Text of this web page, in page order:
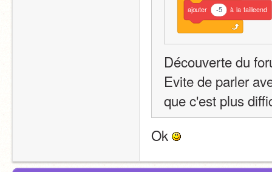
ajouter -5 à la tailleend
Découverte du
Evite de parler
que c'est plus
Ok